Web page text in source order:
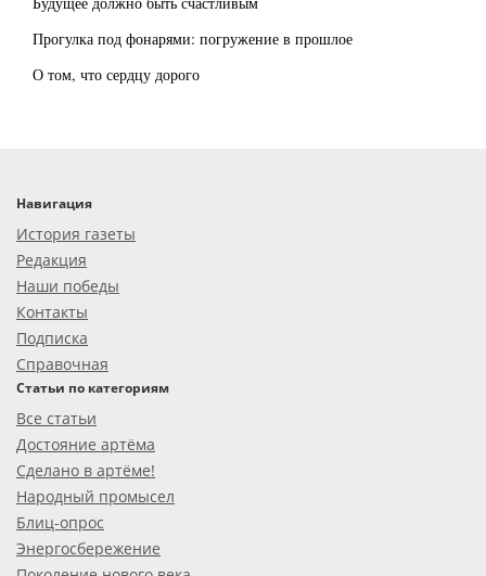
Прогулка под фонарями: погружение в прошлое
О том, что сердцу дорого
Навигация
История газеты
Редакция
Наши победы
Контакты
Подписка
Справочная
Статьи по категориям
Все статьи
Достояние артёма
Сделано в артёме!
Народный промысел
Блиц-опрос
Энергосбережение